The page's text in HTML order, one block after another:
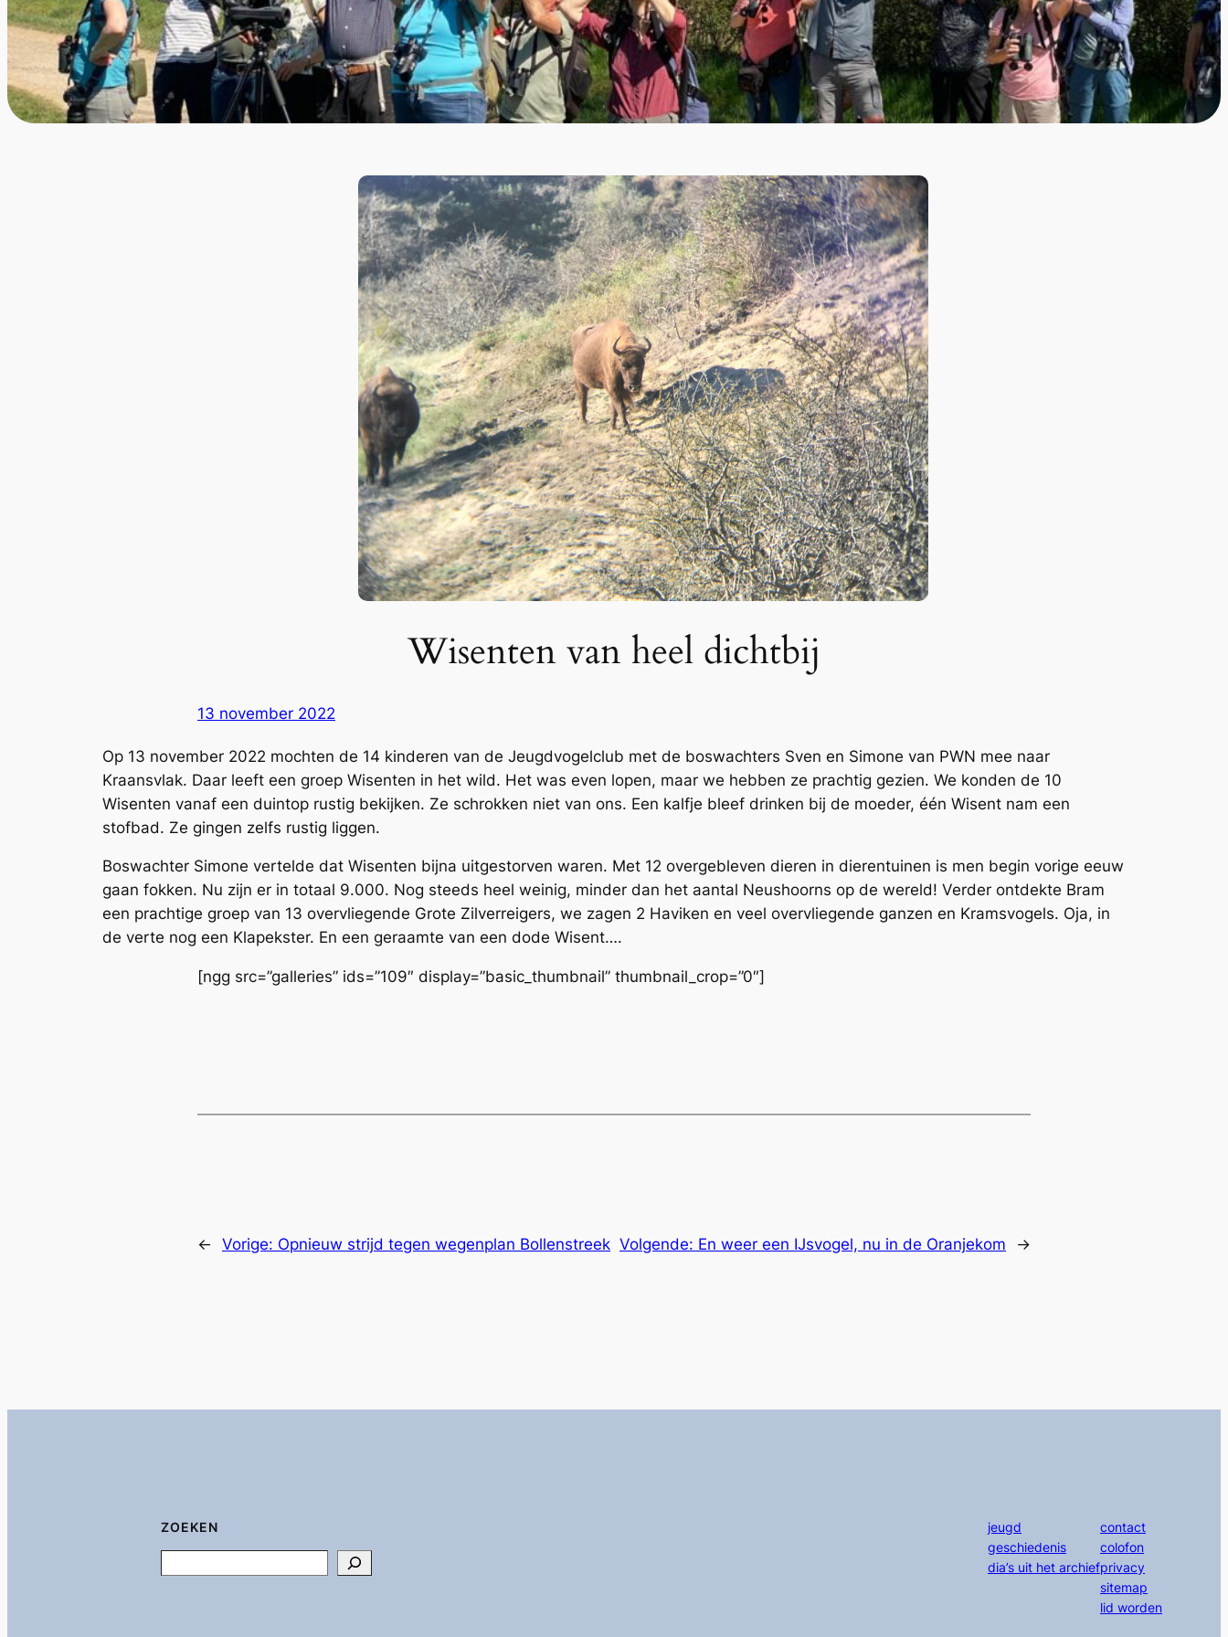
Wisenten van heel dichtbij
13 november 2022
Op 13 november 2022 mochten de 14 kinderen van de Jeugdvogelclub met de boswachters Sven en Simone van PWN mee naar
Kraansvlak. Daar leeft een groep Wisenten in het wild. Het was even lopen, maar we hebben ze prachtig gezien. We konden de 10
Wisenten vanaf een duintop rustig bekijken. Ze schrokken niet van ons. Een kalfje bleef drinken bij de moeder, één Wisent nam een
stofbad. Ze gingen zelfs rustig liggen.
Boswachter Simone vertelde dat Wisenten bijna uitgestorven waren. Met 12 overgebleven dieren in dierentuinen is men begin vorige eeuw
gaan fokken. Nu zijn er in totaal 9.000. Nog steeds heel weinig, minder dan het aantal Neushoorns op de wereld! Verder ontdekte Bram
een prachtige groep van 13 overvliegende Grote Zilverreigers, we zagen 2 Haviken en veel overvliegende ganzen en Kramsvogels. Oja, in
de verte nog een Klapekster. En een geraamte van een dode Wisent….
[ngg src=”galleries” ids=”109″ display=”basic_thumbnail” thumbnail_crop=”0″]
← Vorige: Opnieuw strijd tegen wegenplan Bollenstreek Volgende: En weer een IJsvogel, nu in de Oranjekom →
ZOEKEN
jeugd
geschiedenis
dia’s uit het archief
contact
colofon
privacy
sitemap
lid worden